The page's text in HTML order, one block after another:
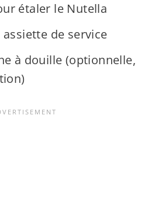
étaler le Nutella
de service
à douille (optionnelle,